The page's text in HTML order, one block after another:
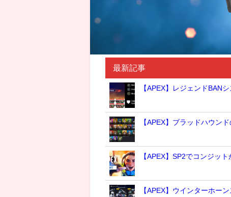
最新記事
【APEX】レジェンドBAN
【APEX】ブラッドハウン
【APEX】SP2でコンジット
【APEX】ウインターホー